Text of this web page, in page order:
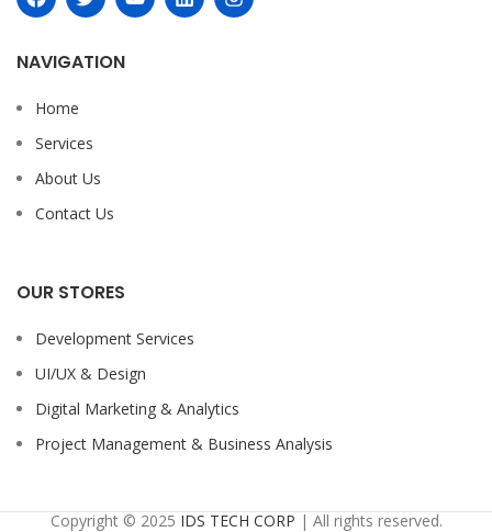
NAVIGATION
Home
Services
About Us
Contact Us
OUR STORES
Development Services
UI/UX & Design
Digital Marketing & Analytics
Project Management & Business Analysis
Copyright © 2025 IDS TECH CORP | All rights reserved.